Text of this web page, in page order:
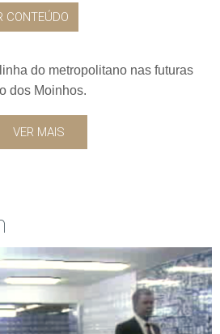
CONTEÚDO
do metropolitano nas futuras
dos Moinhos.
VER MAIS